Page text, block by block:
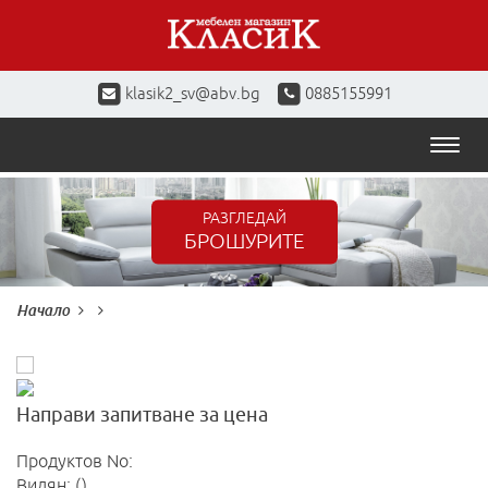
klasik2_sv@abv.bg 0885155991
РАЗГЛЕДАЙ
БРОШУРИТЕ
Начало
Направи запитване за цена
Продуктов No: